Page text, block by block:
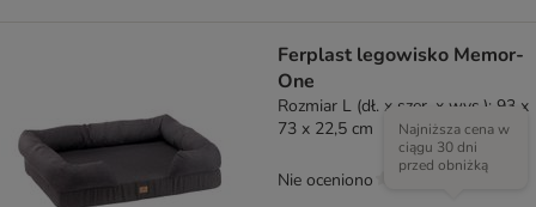
Ferplast legowisko Memor-
One
Rozmiar L (dł. x szer. x wys.): 93 x
73 x 22,5 cm
Najniższa cena w
ciągu 30 dni
przed obniżką
Nie oceniono